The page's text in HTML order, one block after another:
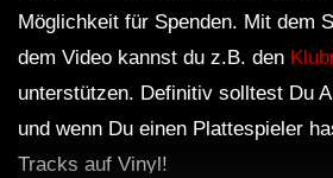
Möglichkeit für Spenden. Mit dem
dem Video kannst du z.B. den
unterstützen. Definitiv solltest Du
und wenn Du einen Plattespieler
Tracks auf Vinyl!